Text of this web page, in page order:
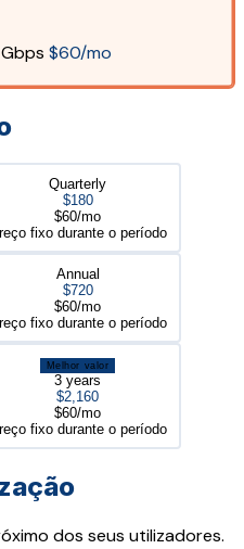
Gbps $60/mo
Quarterly
$180
$60/mo
fixo durante o período
Annual
$720
$60/mo
fixo durante o período
Melhor valor
3 years
$2,160
$60/mo
fixo durante o período
dos seus utilizadores.